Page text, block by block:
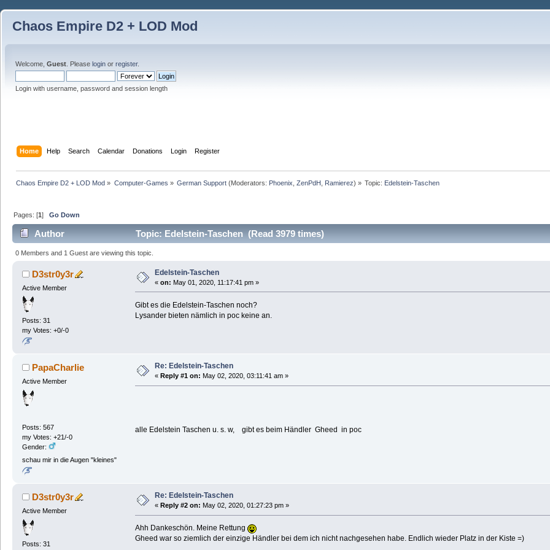
Chaos Empire D2 + LOD Mod
Welcome, Guest . Please login or register.
Login with username, password and session length
Home Help Search Calendar Donations Login Register
Chaos Empire D2 + LOD Mod » Computer-Games » German Support(Moderators: Phoenix ZenPdH Ramierez) » Topic: Edelstein-Taschen
Pages: [1]Go Down
Author Topic: Edelstein-Taschen (Read 3979 times)
0 Members and 1 Guest are viewing this topic.
D3str0y3r
Active Member
Posts: 31
my Votes: +0/-0
Edelstein-Taschen
« on: May 01, 2020, 11:17:41 pm »
Gibt es die Edelstein-Taschen noch?
Lysander bieten nämlich in poc keine an.
PapaCharlie
Active Member
Posts: 567
my Votes: +21/-0
Gender:
schau mir in die Augen "kleines"
Re: Edelstein-Taschen
« Reply #1 on: May 02, 2020, 03:11:41 am »
alle Edelstein Taschen u. s. w, gibt es beim Händler Gheed in poc
D3str0y3r
Active Member
Posts: 31
Re: Edelstein-Taschen
« Reply #2 on: May 02, 2020, 01:27:23 pm »
Ahh Dankeschön. Meine Rettung
Gheed war so ziemlich der einzige Händler bei dem ich nicht nachgesehen habe. Endlich wieder Platz in der Kiste =)